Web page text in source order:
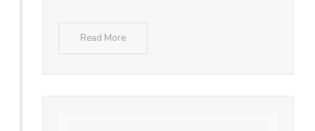
Read More